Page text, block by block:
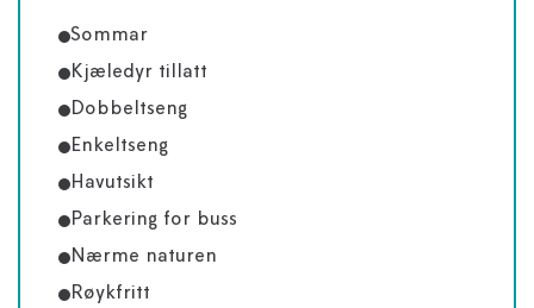
Sommar
Kjæledyr tillatt
Dobbeltseng
Enkeltseng
Havutsikt
Parkering for buss
Nærme naturen
Røykfritt